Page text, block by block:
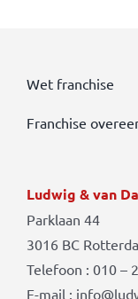
Wet franchise
Franchise
Ludwig & van
Parklaan 44
3016 BC
Telefoon : 010 –
E-mail :